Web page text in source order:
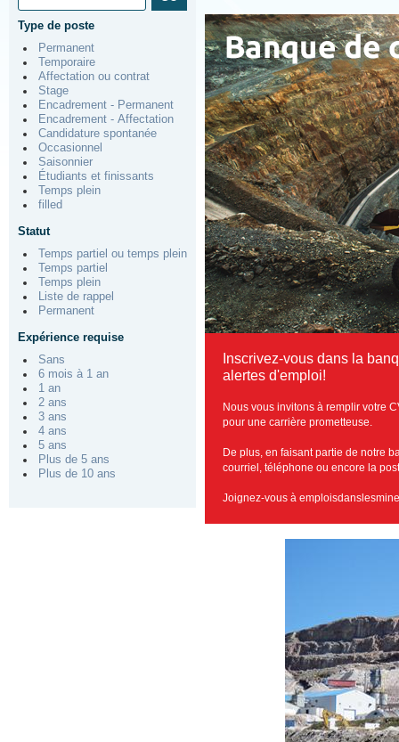
Type de poste
Permanent
Temporaire
Affectation ou contrat
Stage
Encadrement - Permanent
Encadrement - Affectation
Candidature spontanée
Occasionnel
Saisonnier
Étudiants et finissants
Temps plein
filled
Statut
Temps partiel ou temps plein
Temps partiel
Temps plein
Liste de rappel
Permanent
Expérience requise
Sans
6 mois à 1 an
1 an
2 ans
3 ans
4 ans
5 ans
Plus de 5 ans
Plus de 10 ans
Inscrivez-vous dans la
alertes d'emploi!
Nous vous invitons à remplir votre
pour une carrière prometteuse.
De plus, en faisant partie de notre
courriel, téléphone ou encore la
Joignez-vous à